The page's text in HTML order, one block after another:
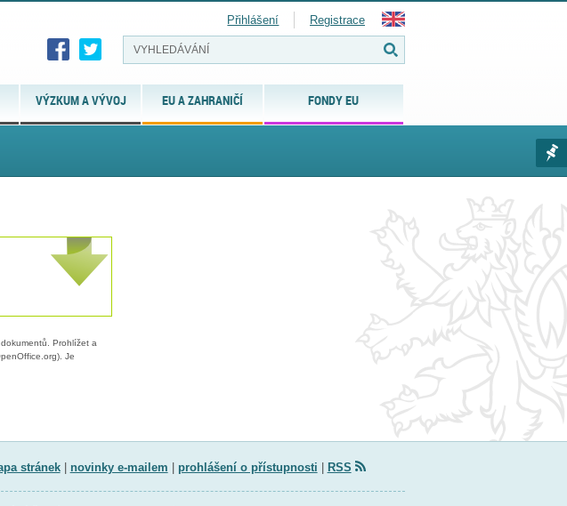
VÝZKUM A VÝVOJ EU A ZAHRANIČÍ FONDY EU
Přihlášení Registrace
Prohlížet a
Je
stránek| novinky e-mailem prohlášení o přístupnosti RSS